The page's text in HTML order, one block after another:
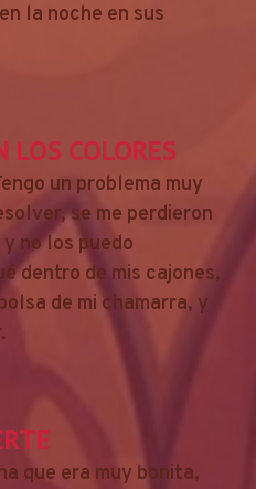
la noche en sus
LOS COLORES
un problema muy
se me perdieron
no los puedo
dentro de mis cajones,
de mi chamarra, y
que era muy bonita,